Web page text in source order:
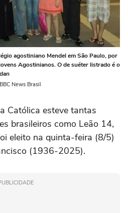
agostiniano Mendel em São Paulo, por
Agostinianos. O de suéter listrado é o
News Brasil
Católica esteve tantas
brasileiros como Leão 14,
eleito na quinta-feira (8/5)
(1936-2025).